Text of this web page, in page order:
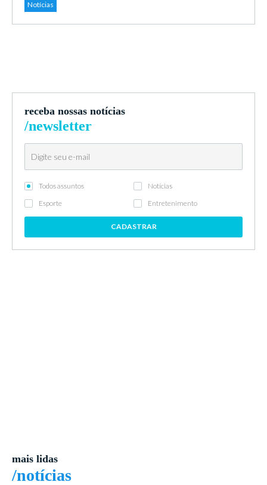
Notícias
receba nossas notícias
/newsletter
Todos assuntos
Notícias
Esporte
Entretenimento
CADASTRAR
mais lidas
/notícias